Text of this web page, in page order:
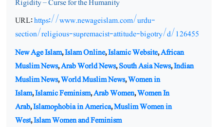
URL:https://www.newageislam.com/urdu-
section/religious-supremacist-attitude-bigotry/d/126455
New Age Islam,Islam Online,Islamic Website,African
Muslim News,Arab World News,South Asia News,Indian
Muslim News,World Muslim News,Women in
Islam,Islamic Feminism,Arab Women,Women In
Arab,Islamophobia in America,Muslim Women in
West,Islam Women and Feminism